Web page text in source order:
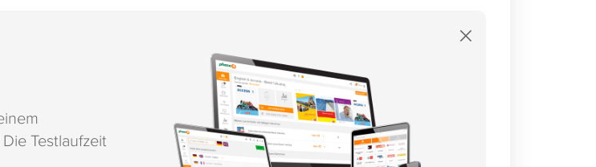
×
Testlaufzeit